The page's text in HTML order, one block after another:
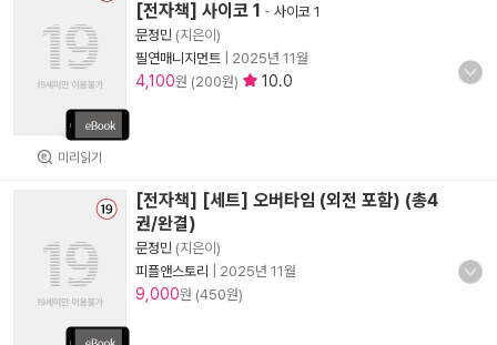
미리읽기
[전자책] 사이코 1 - 사이코 1
문정민 (지은이)
필연매니지먼트
2025년 11월
4,100원 (200원) 10.0
[전자책] [세트] 오버타임 (외전 포함) (총4
권/완결)
문정민 (지은이)
피플앤스토리
2025년 11월
9,000원 (450원)